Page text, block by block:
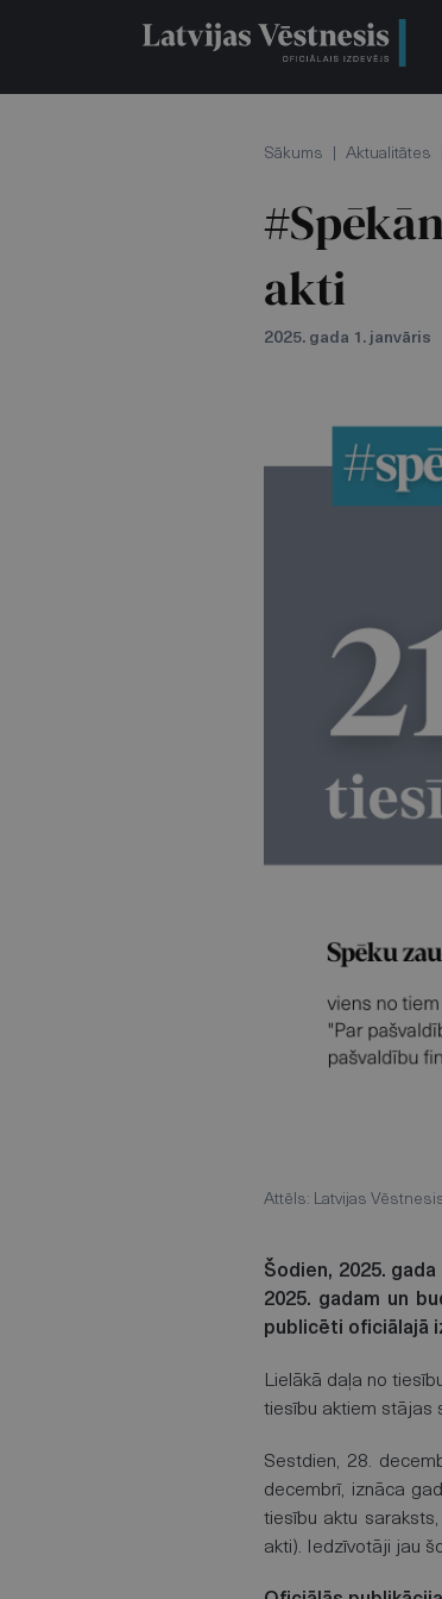
Sākums Aktualitātes
akti
2025. gada 1. janvāris
Attēls: Latvijas
Šodien, 2025.
2025. gadam un
publicēti oficiālajā
Lielākā daļa no
tiesību aktiem stājas
Sestdien, 28.
decembrī, iznāca
tiesību aktu
akti). Iedzīvotāji jau